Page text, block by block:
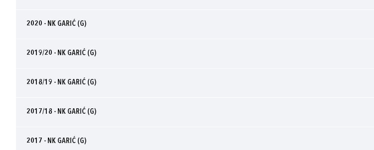
2020 - NK GARIĆ (G)
2019/20 - NK GARIĆ (G)
2018/19 - NK GARIĆ (G)
2017/18 - NK GARIĆ (G)
2017 - NK GARIĆ (G)